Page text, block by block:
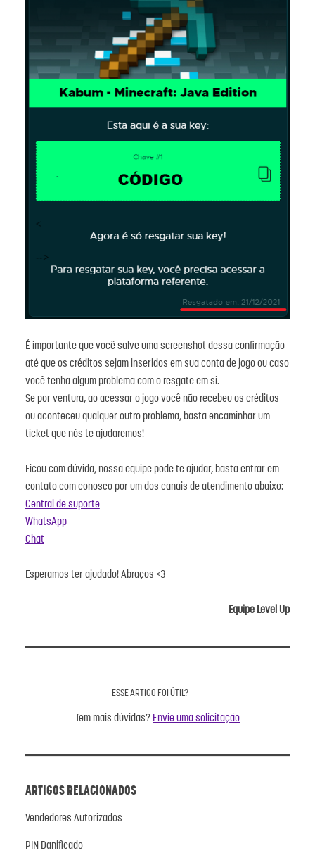
É importante que você salve uma screenshot dessa confirmação
até que os créditos sejam inseridos em sua conta de jogo ou caso
você tenha algum problema com o resgate em si.
Se por ventura, ao acessar o jogo você não recebeu os créditos
ou aconteceu qualquer outro problema, basta encaminhar um
ticket que nós te ajudaremos!
Ficou com dúvida, nossa equipe pode te ajudar, basta entrar em
contato com conosco por um dos canais de atendimento abaixo:
Central de suporte
WhatsApp
Chat
Esperamos ter ajudado! Abraços <3
Equipe Level Up
ESSE ARTIGO FOI ÚTIL?
Tem mais dúvidas? Envie uma solicitação
ARTIGOS RELACIONADOS
Vendedores Autorizados
PIN Danificado